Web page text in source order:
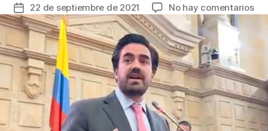
c
e
b
o
o
k
itt
er
ail er
e
st
m
p
ar
tir
Fecha
de
la
entrada
22 de septiembre de 2021 No hay comentariosen
la